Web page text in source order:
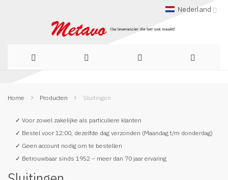
Nederland
naar
Home Producten Sluitingen
✓ Voor zowel zakelijke als particuliere klanten
✓ Bestel voor 12:00, dezelfde dag verzonden (Maandag t/m donderdag)
✓ Geen account nodig om te bestellen
✓ Betrouwbaar sinds 1952 – meer dan 70 jaar ervaring